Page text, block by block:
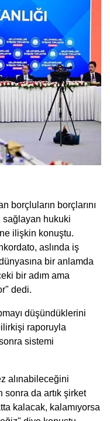
borçluların borçlarını
sağlayan hukuki
ilişkin konuştu.
aslında iş
bir anlamda
bir adım ama
dedi.
düşündüklerini
raporuyla
sistemi
alınabileceğini
da artık şirket
kalacak, kalamıyorsa